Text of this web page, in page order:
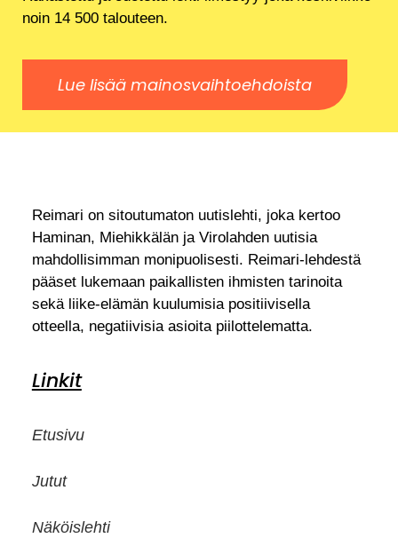
noin 14 500 talouteen.
Lue lisää mainosvaihtoehdoista
Reimari on sitoutumaton uutislehti, joka kertoo
Haminan, Miehikkälän ja Virolahden uutisia
mahdollisimman monipuolisesti. Reimari-lehdestä
pääset lukemaan paikallisten ihmisten tarinoita
sekä liike-elämän kuulumisia positiivisella
otteella, negatiivisia asioita piilottelematta.
Linkit
Etusivu
Jutut
Näköislehti